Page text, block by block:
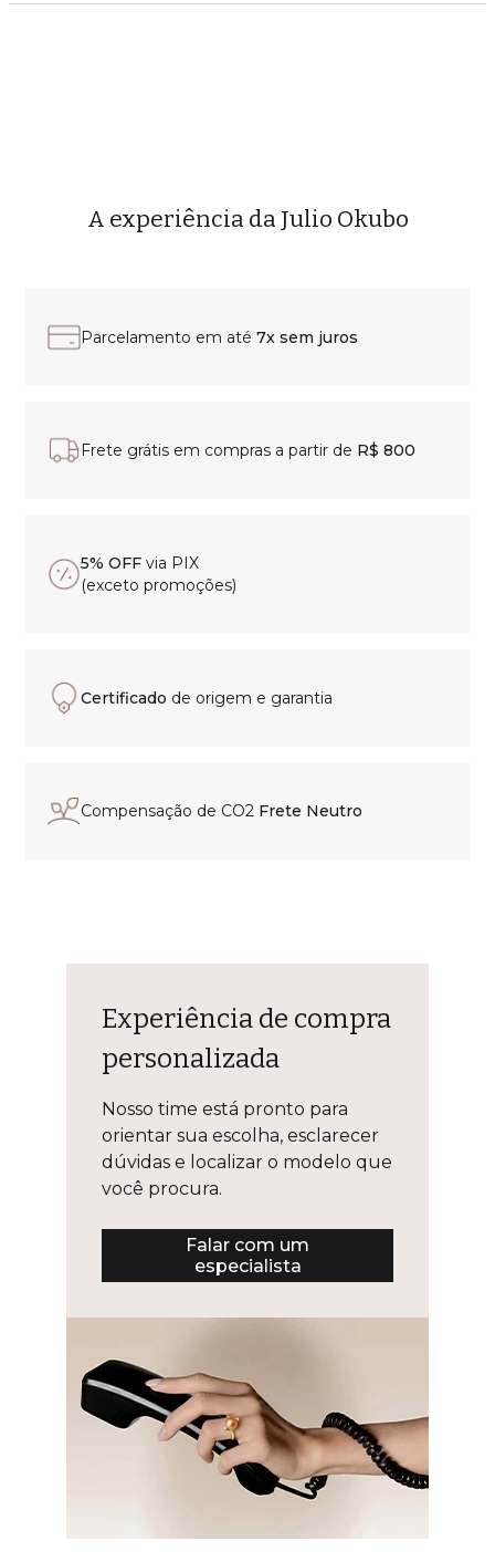
A experiência da Julio Okubo
Parcelamento em até 7x sem juros
Frete grátis em compras a partir de R$ 800
5% OFF via PIX
(exceto promoções)
Certificado de origem e garantia
Compensação de CO2 Frete Neutro
Experiência de compra
personalizada
Nosso time está pronto para
orientar sua escolha, esclarecer
dúvidas e localizar o modelo que
você procura.
Falar com um
especialista